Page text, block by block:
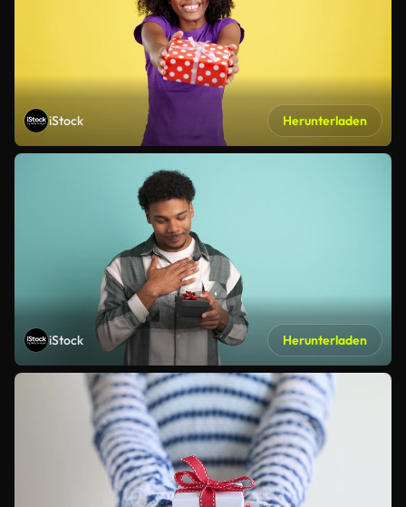
iStock Herunterladen
iStock Herunterladen